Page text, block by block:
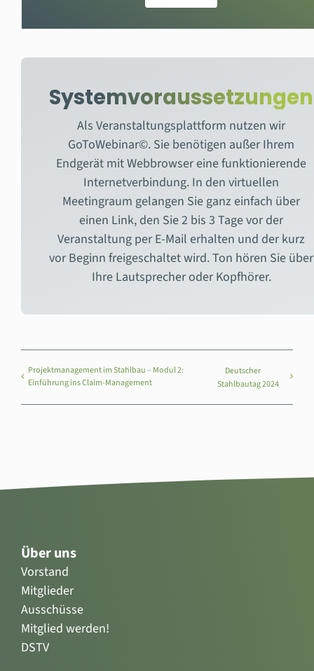
Systemvoraussetzungen
Als Veranstaltungsplattform nutzen wir
GoToWebinar©. Sie benötigen außer Ihrem
Endgerät mit Webbrowser eine funktionierende
Internetverbindung. In den virtuellen
Meetingraum gelangen Sie ganz einfach über
einen Link, den Sie 2 bis 3 Tage vor der
Veranstaltung per E-Mail erhalten und der kurz
vor Beginn freigeschaltet wird. Ton hören Sie über
Ihre Lautsprecher oder Kopfhörer.
Projektmanagement im Stahlbau – Modul 2:
Einführung ins Claim-Management
Deutscher
Stahlbautag 2024
Über uns
Vorstand
Mitglieder
Ausschüsse
Mitglied werden!
DSTV